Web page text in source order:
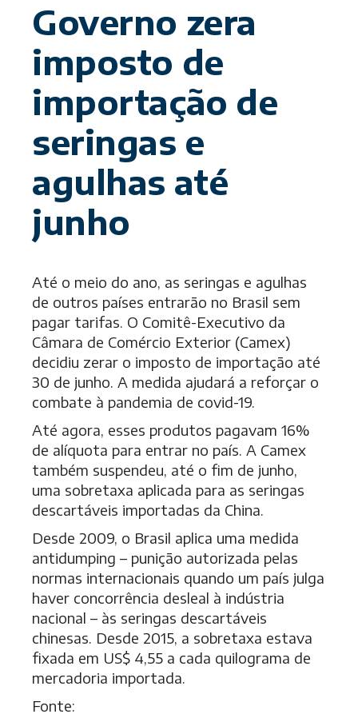
Governo zera
imposto de
importação de
seringas e
agulhas até
junho
Até o meio do ano, as seringas e agulhas
de outros países entrarão no Brasil sem
pagar tarifas. O Comitê-Executivo da
Câmara de Comércio Exterior (Camex)
decidiu zerar o imposto de importação até
30 de junho. A medida ajudará a reforçar o
combate à pandemia de covid-19.
Até agora, esses produtos pagavam 16%
de alíquota para entrar no país. A Camex
também suspendeu, até o fim de junho,
uma sobretaxa aplicada para as seringas
descartáveis importadas da China.
Desde 2009, o Brasil aplica uma medida
antidumping – punição autorizada pelas
normas internacionais quando um país julga
haver concorrência desleal à indústria
nacional – às seringas descartáveis
chinesas. Desde 2015, a sobretaxa estava
fixada em US$ 4,55 a cada quilograma de
mercadoria importada.
Fonte: